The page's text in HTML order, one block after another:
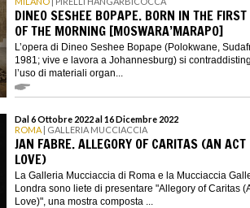
DINEO SESHEE BOPAPE. BORN IN THE
OF THE MORNING [MOSWARA’MARAPO]
L’opera di Dineo Seshee Bopape (Polokwane,
1981; vive e lavora a Johannesburg) si
l’uso di materiali organ...
Dal 6 Ottobre 2022 al 16 Dicembre 2022
ROMA | GALLERIA MUCCIACCIA
JAN FABRE. ALLEGORY OF CARITAS (AN ACT
LOVE)
La Galleria Mucciaccia di Roma e la Mucciaccia
Londra sono liete di presentare "Allegory of Caritas
Love)", una mostra composta ...